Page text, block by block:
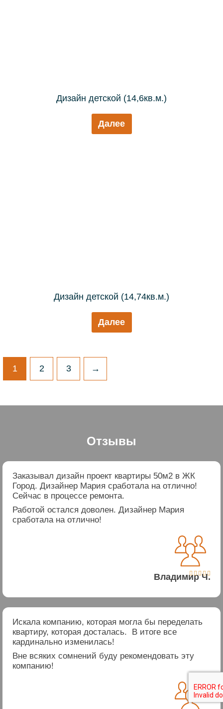
Дизайн детской (14,6кв.м.)
Далее
Дизайн детской (14,74кв.м.)
Далее
1 2 3 →
Отзывы
Заказывал дизайн проект квартиры 50м2 в ЖК
Город. Дизайнер Мария сработала на отлично!
Сейчас в процессе ремонта.
Работой остался доволен. Дизайнер Мария
сработала на отлично!
Владимир Ч.
   
Искала компанию, которая могла бы переделать
квартиру, которая досталась. В итоге все
кардинально изменилась!
Вне всяких сомнений буду рекомендовать эту
компанию!